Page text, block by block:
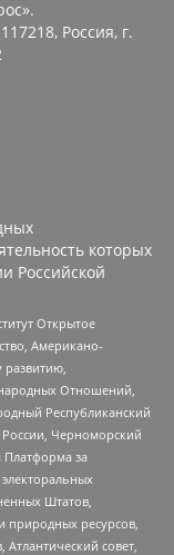
Россия, г.
которых
Российской
Открытое
Американо-
Отношений,
Республиканский
России, Черноморский
Платформа за
Штатов,
ресурсов,
совет,